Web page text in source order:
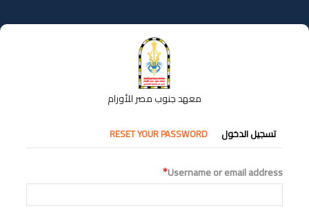
إلى
المحتوى
معهد جنوب مصر للأورام
التبويبات
الأساسية
تسجيل الدخول RESET YOUR PASSWORD
Username or email address